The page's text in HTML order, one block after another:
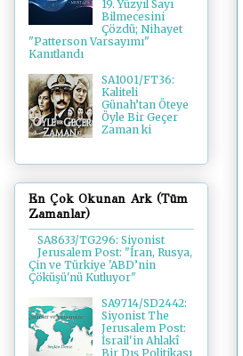
19. Yüzyıl Sayı
Bilmecesini
Çözdü; Nihayet
"Patterson Varsayımı"
Kanıtlandı
SA1001/FT36:
Kaliteli
Günah’tan Öteye
Öyle Bir Geçer
Zaman ki
En Çok Okunan Ark (Tüm
Zamanlar)
SA8633/TG296: Siyonist
Jerusalem Post: "İran, Rusya,
Çin ve Türkiye 'ABD’nin
Çöküşü'nü Kutluyor"
SA9714/SD2442:
Siyonist The
Jerusalem Post:
İsrail'in Ahlakî
Bir Dış Politikası